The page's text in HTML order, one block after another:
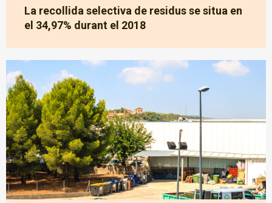
La recollida selectiva de residus se situa en
el 34,97% durant el 2018